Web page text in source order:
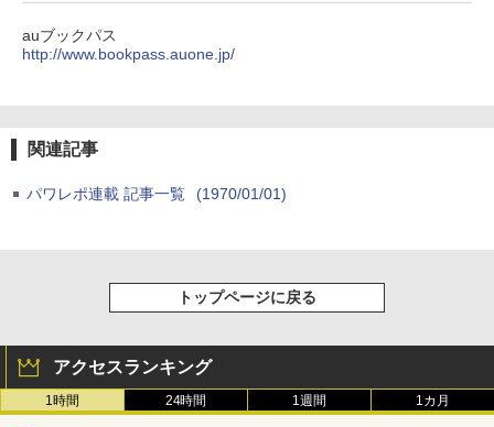
auブックパス
http://www.bookpass.auone.jp/
関連記事
パワレポ連載 記事一覧 (1970/01/01)
トップページに戻る
アクセスランキング
1時間 24時間 1週間 1カ月